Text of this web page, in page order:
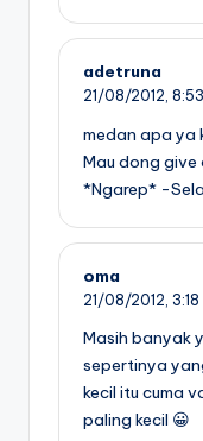
adetruna
21/08/2012,
medan apa ya
Mau dong
*Ngarep* -
oma
21/08/2012, 3:18
Masih banyak
sepertinya
kecil itu cuma
paling kecil 😀